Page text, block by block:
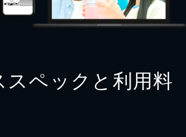
スペックと利用料